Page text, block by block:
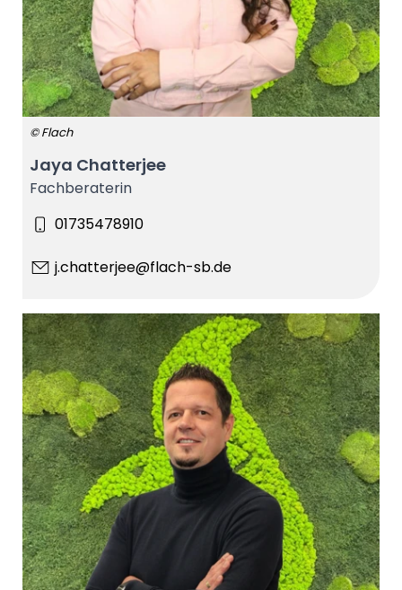
© Flach
Jaya Chatterjee
Fachberaterin
01735478910
j.chatterjee@flach-sb.de